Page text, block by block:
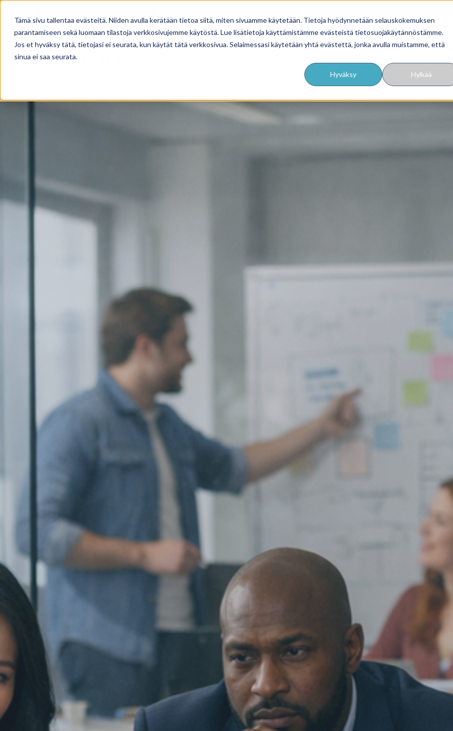
Tämä sivu tallentaa evästeitä. Niiden avulla kerätään tietoa siitä, miten sivuamme käytetään. Tietoja hyödynnetään selauskokemuksen
parantamiseen sekä luomaan tilastoja verkkosivujemme käytöstä. Lue lisätietoja käyttämistämme evästeistä tietosuojakäytännöstämme.
Jos et hyväksy tätä, tietojasi ei seurata, kun käytät tätä verkkosivua. Selaimessasi käytetään yhtä evästettä, jonka avulla muistamme, että
sinua ei saa seurata.
Hyväksy Hylkää
OmaTäsmä etävastaanotto YritysTäsmä työnantajille
Työterveys Kokemuksia Ota